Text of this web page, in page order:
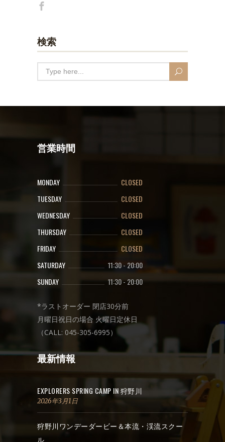
検索
営業時間
MONDAY
CLOSED
TUESDAY
CLOSED
WEDNESDAY
CLOSED
THURSDAY
CLOSED
FRIDAY
CLOSED
SATURDAY
11:30- 20:00
SUNDAY
11:30-20:00
*ラストオーダー 閉店30分前
月曜日祝日の場合 火曜日定休日
（CALL: 045-305-6995）
最新情報
EXPLORERS SPRING CAMP IN 狩野川
2026年3月1日
狩野川ワンデーダービー＆本流・渓流スクー
ル